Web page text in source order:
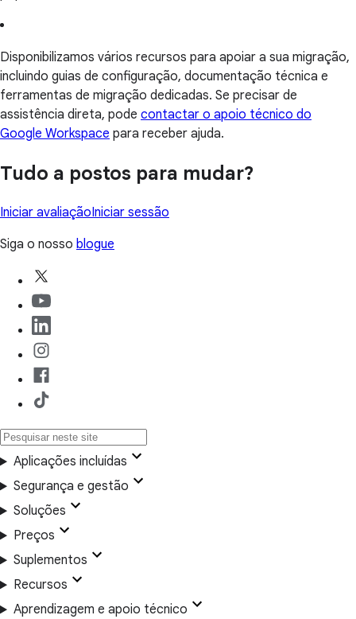
Disponibilizamos vários recursos para apoiar a sua migração,
incluindo guias de configuração, documentação técnica e
ferramentas de migração dedicadas. Se precisar de
assistência direta, pode contactar o apoio técnico do
Google Workspace para receber ajuda.
Tudo a postos para mudar?
Iniciar avaliaçãoIniciar sessão
Siga o nosso blogue
Aplicações incluídas
Segurança e gestão
Soluções
Preços
Suplementos
Recursos
Aprendizagem e apoio técnico